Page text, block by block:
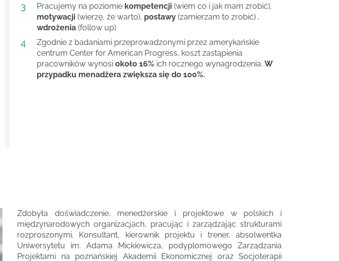
3 Pracujemy na poziomie kompetencji (wiem co i jak mam zrobić),
motywacji (wierzę, że warto), postawy (zamierzam to zrobić) ,
wdrożenia (follow up)
4
Zgodnie z badaniami przeprowadzonymi przez amerykańskie
centrum Center for American Progress, koszt zastąpienia
pracowników wynosi około 16% ich rocznego wynagrodzenia. W
przypadku menadżera zwiększa się do 100%.
Zdobyła doświadczenie, menedżerskie i projektowe w polskich i
międzynarodowych organizacjach, pracując i zarządzając strukturami
rozproszonymi. Konsultant, kierownik projektu i trener, absolwentka
Uniwersytetu im. Adama Mickiewicza, podyplomowego Zarządzania
Projektami na poznańskiej Akademii Ekonomicznej oraz Socjoterapii